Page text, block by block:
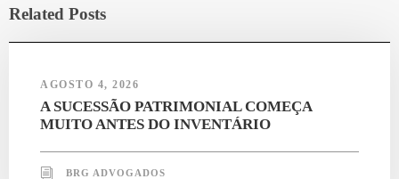
Related Posts
AGOSTO 4, 2026
A SUCESSÃO PATRIMONIAL COMEÇA
MUITO ANTES DO INVENTÁRIO
BRG ADVOGADOS